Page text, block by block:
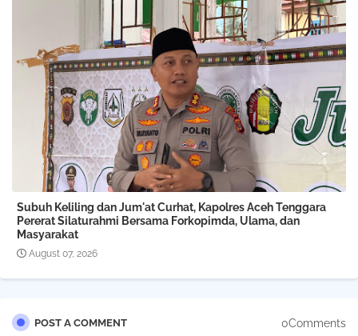
Subuh Keliling dan Jum'at Curhat, Kapolres Aceh Tenggara
Pererat Silaturahmi Bersama Forkopimda, Ulama, dan
Masyarakat
August 07, 2026
POST A COMMENT 0Comments